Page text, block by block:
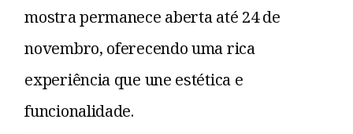
mostra permanece aberta até 24 de
novembro, oferecendo uma rica
experiência que une estética e
funcionalidade.